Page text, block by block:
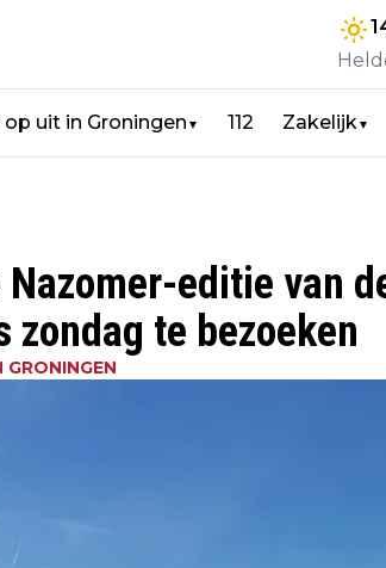
op uit in Groningen ▼ 112 Zakelijk▼
editie van
te bezoeken
GRONINGEN